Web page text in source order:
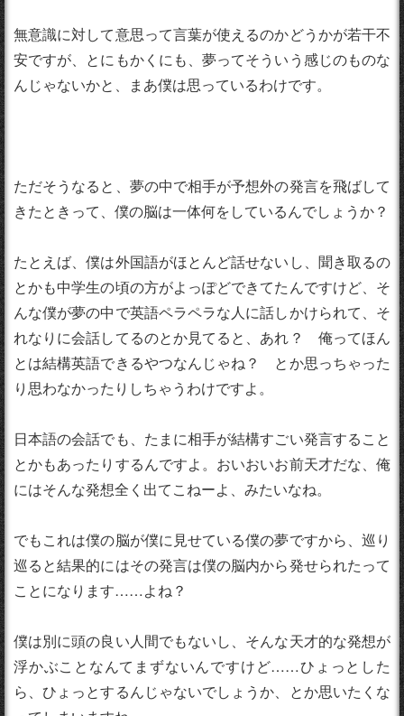
無意識に対して意思って言葉が使えるのかどうかが若干不
安ですが、とにもかくにも、夢ってそういう感じのものな
んじゃないかと、まあ僕は思っているわけです。
ただそうなると、夢の中で相手が予想外の発言を飛ばして
きたときって、僕の脳は一体何をしているんでしょうか？
たとえば、僕は外国語がほとんど話せないし、聞き取るの
とかも中学生の頃の方がよっぽどできてたんですけど、そ
んな僕が夢の中で英語ペラペラな人に話しかけられて、そ
れなりに会話してるのとか見てると、あれ？ 俺ってほん
とは結構英語できるやつなんじゃね？ とか思っちゃった
り思わなかったりしちゃうわけですよ。
日本語の会話でも、たまに相手が結構すごい発言すること
とかもあったりするんですよ。おいおいお前天才だな、俺
にはそんな発想全く出てこねーよ、みたいなね。
でもこれは僕の脳が僕に見せている僕の夢ですから、巡り
巡ると結果的にはその発言は僕の脳内から発せられたって
ことになります……よね？
僕は別に頭の良い人間でもないし、そんな天才的な発想が
浮かぶことなんてまずないんですけど……ひょっとした
ら、ひょっとするんじゃないでしょうか、とか思いたくな